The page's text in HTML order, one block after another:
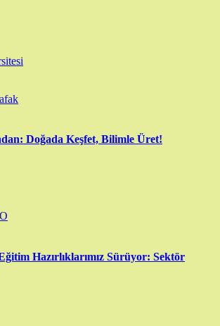
Doğada Keşfet, Bilimle Üret!
Hazırlıklarımız Sürüyor: Sektör